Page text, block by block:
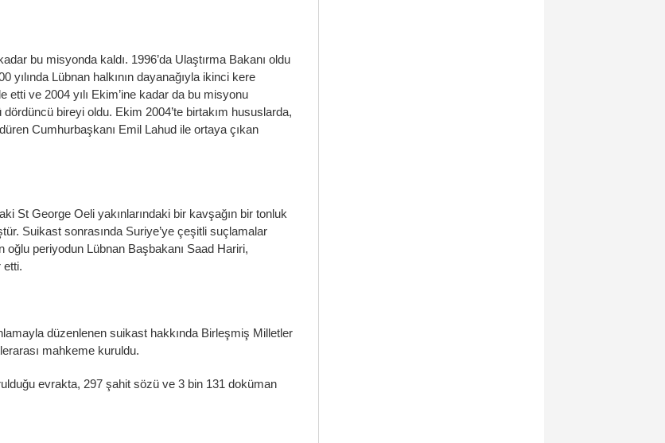
bu misyonda kaldı. 1996’da Ulaştırma Bakanı oldu
yılında Lübnan halkının dayanağıyla ikinci kere
etti ve 2004 yılı Ekim’ine kadar da bu misyonu
dördüncü bireyi oldu. Ekim 2004’te birtakım hususlarda,
Cumhurbaşkanı Emil Lahud ile ortaya çıkan
St George Oeli yakınlarındaki bir kavşağın bir tonluk
Suikast sonrasında Suriye’ye çeşitli suçlamalar
oğlu periyodun Lübnan Başbakanı Saad Hariri,
etti.
düzenlenen suikast hakkında Birleşmiş Milletler
mahkeme kuruldu.
evrakta, 297 şahit sözü ve 3 bin 131 doküman